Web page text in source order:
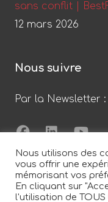
sans conflit |
12 mars 2026
Nous suivre
Par la Newsletter :
Nous utilisons des
vous offrir une
mémorisant vos
En cliquant sur
l'utilisation de TOUS